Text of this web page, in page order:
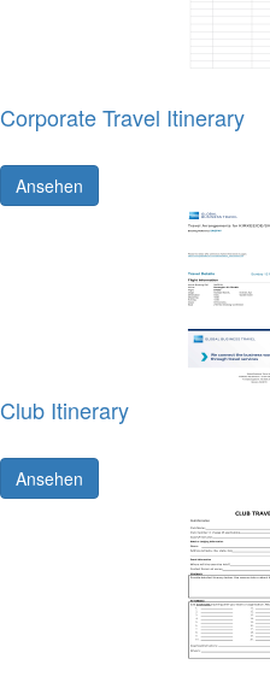
Corporate Travel Itinerary
Ansehen
Club Itinerary
Ansehen